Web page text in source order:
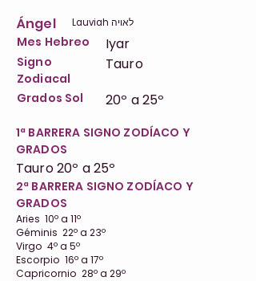
Ángel Lauviah לאויה
Mes Hebreo Iyar
Signo
Zodiacal
Tauro
Grados Sol 20º a 25º
1ª BARRERA SIGNO ZODÍACO Y
GRADOS
Tauro 20º a 25º
2ª BARRERA SIGNO ZODÍACO Y
GRADOS
Aries 10º a 11º
Géminis 22º a 23º
Virgo 4º a 5º
Escorpio 16º a 17º
Capricornio 28º a 29º